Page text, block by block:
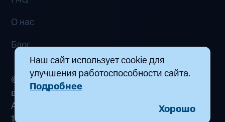
Наш сайт использует cookie для
улучшения работоспособности сайта.
Подробнее
Хорошо
О нас
Блог
© 2026 ООО «Маркетплейс распределенных
вычислений». Все права защищены
Адрес: 115432, г. Москва, пр-кт Андропова, д.
18, к. 9 Почта: